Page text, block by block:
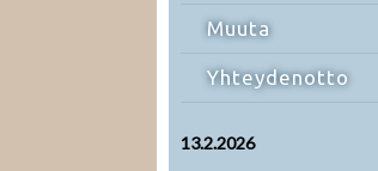
Muuta
Yhteydenotto
13.2.2026